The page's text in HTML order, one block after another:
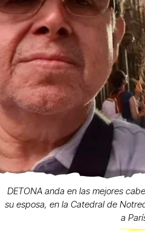
DETONA anda en las mejores
su esposa, en la Catedral de
a